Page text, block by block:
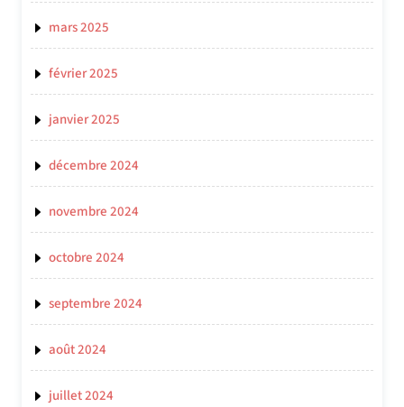
mars 2025
février 2025
janvier 2025
décembre 2024
novembre 2024
octobre 2024
septembre 2024
août 2024
juillet 2024